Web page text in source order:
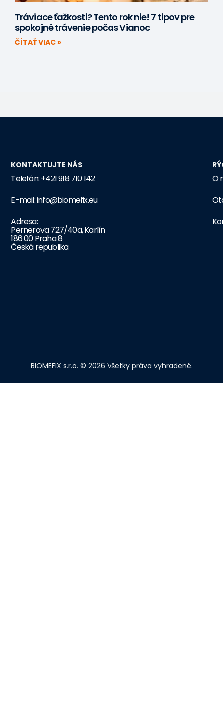
Tráviace ťažkosti? Tento rok nie! 7 tipov pre
spokojné trávenie počas Vianoc
ČÍTAŤ VIAC »
KONTAKTUJTE NÁS
Telefón: +421 918 710 142
E-mail: info@biomefix.eu
Adresa:
Pernerova 727/40a, Karlín
186 00 Praha 8
Česká republika
O
BIOMEFIX s.r.o. © 2026 Všetky práva vyhradené.